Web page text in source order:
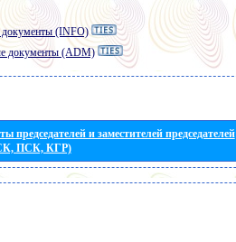
(INFO)
документы (ADM)
председателей и заместителей председателей
ПСК, КГР)